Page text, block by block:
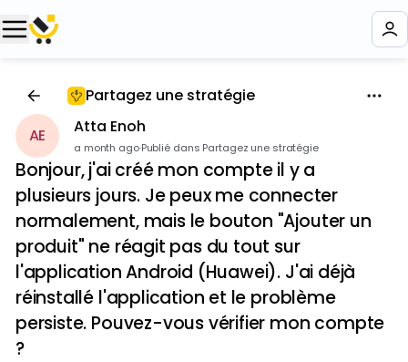
Partagez une stratégie
AE
Atta Enoh
a month ago·Publié dans Partagez une stratégie
Bonjour, j'ai créé mon compte il y a
plusieurs jours. Je peux me connecter
normalement, mais le bouton "Ajouter un
produit" ne réagit pas du tout sur
l'application Android (Huawei). J'ai déjà
réinstallé l'application et le problème
persiste. Pouvez-vous vérifier mon compte
?